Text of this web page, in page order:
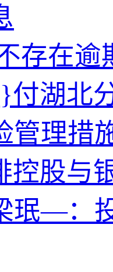
存在逾
湖北
管理措
股与
珉—：